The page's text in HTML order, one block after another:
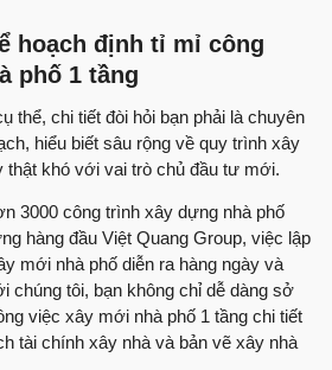
hoạch định tỉ mỉ công
phố 1 tầng
thể, chi tiết đòi hỏi bạn phải là chuyên
hiểu biết sâu rộng về quy trình xây
thật khó với vai trò chủ đầu tư mới.
3000 công trình xây dựng nhà phố
hàng đầu Việt Quang Group, việc lập
mới nhà phố diễn ra hàng ngày và
chúng tôi, bạn không chỉ dễ dàng sở
việc xây mới nhà phố 1 tầng chi tiết
tài chính xây nhà và bản vẽ xây nhà